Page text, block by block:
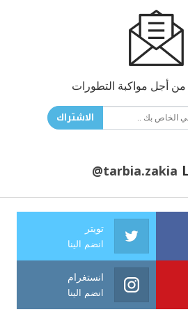
من أجل مواكبة التطورات
الاشتراك
@tarbia.zakia
تويتر
انضم الينا
انستغرام
انضم الينا